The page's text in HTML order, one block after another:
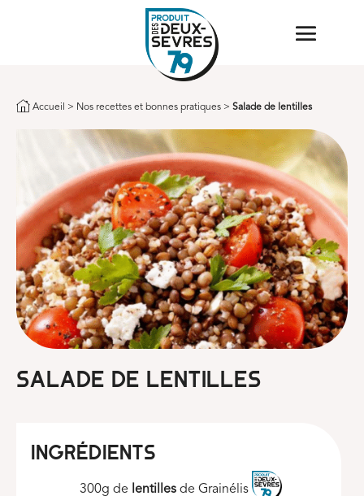
Accueil > Nos recettes et bonnes pratiques > Salade de lentilles
Salade de lentilles
INGRÉDIENTS
300g de lentilles de Grainélis